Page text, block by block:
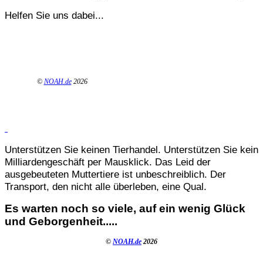
Helfen Sie uns dabei...
© NOAH.de 2026
Unterstützen Sie keinen Tierhandel. Unterstützen Sie kein
Milliardengeschäft per Mausklick. Das Leid der
ausgebeuteten Muttertiere ist unbeschreiblich. Der
Transport, den nicht alle überleben, eine Qual.
Es warten noch so viele, auf ein wenig Glück
und Geborgenheit.....
© NOAH.de 2026